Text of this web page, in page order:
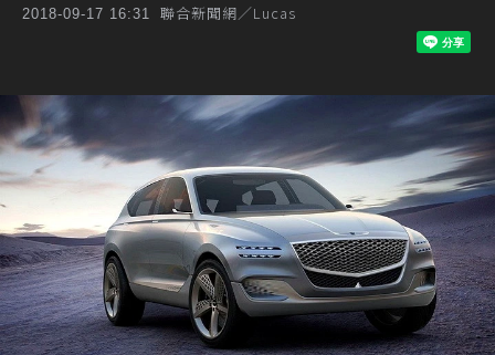
2018-09-17 16:31 聯合新聞網／Lucas